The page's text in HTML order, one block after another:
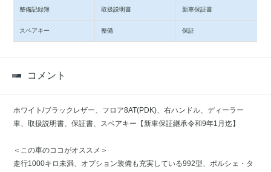
整備記録簿 取扱説明書 新車保証書
スペアキー 整備 保証
コメント
ホワイト/ブラックレザー、フロア8AT(PDK)、右ハンドル、ディーラー
車、取扱説明書、保証書、スペアキー【新車保証継承令和9年1月迄】
＜この車のココがオススメ＞
走行1000キロ未満、オプション装備も充実している992型、ポルシェ・タ